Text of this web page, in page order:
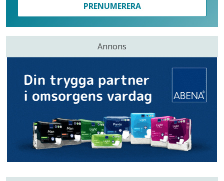
PRENUMERERA
Annons